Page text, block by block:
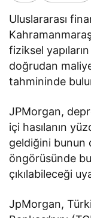
Uluslararası
fiziksel
doğrudan
tahmininde
JPMorgan,
içi hasılanın
geldiğini bunun
öngörüsünde
çıkılabileceği
JpMorgan,